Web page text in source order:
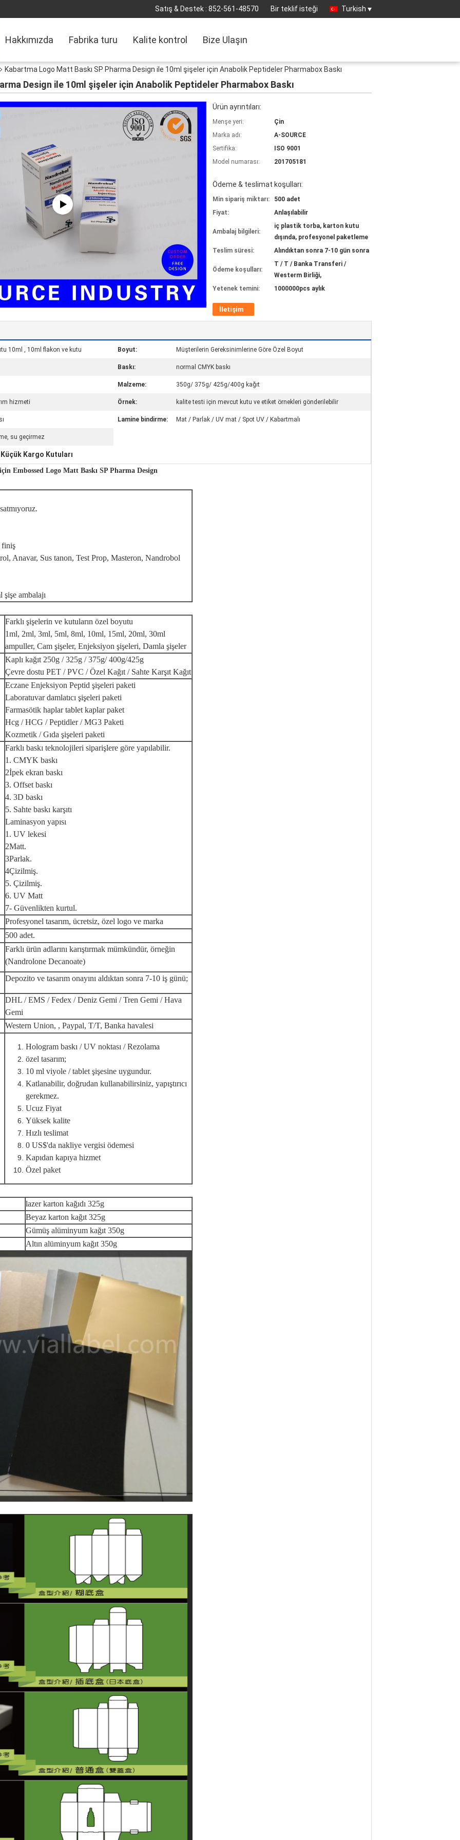
Satış & Destek : 852-561-48570 Bir teklif isteği Turkish
Hakkımızda Fabrika turu Kalite kontrol Bize Ulaşın
Kabartma Logo Matt Baskı SP Pharma Design ile 10ml şişeler için Anabolik Peptideler Pharmabox Baskı
Design ile 10ml şişeler için Anabolik Peptideler Pharmabox Baskı
Ürün ayrıntıları:
Menşe yeri:
Çin
Marka adı:
A-SOURCE
Sertifika:
ISO 9001
Model numarası:
201705181
Ödeme & teslimat koşulları:
Min sipariş miktarı:
500 adet
Fiyat:
Anlaşılabilir
Ambalaj bilgileri:
iç plastik torba, karton kutu
dışında, profesyonel paketleme
Teslim süresi:
Alındıktan sonra 7-10 gün sonra
Ödeme koşulları:
T / T / Banka Transferi /
Westerm Birliği,
Yetenek temini:
1000000pcs aylık
İletişim
10ml , 10ml flakon ve kutu Boyut: Müşterilerin Gereksinimlerine Göre Özel Boyut
Baskı: normal CMYK baskı
Malzeme: 350g/ 375g/ 425g/400g kağıt
hizmeti Örnek: kalite testi için mevcut kutu ve etiket örnekleri gönderilebilir
Lamine bindirme: Mat / Parlak / UV mat / Spot UV / Kabartmalı
su geçirmez
Küçük Kargo Kutuları
Embossed Logo Matt Baskı SP Pharma Design
finiş
Anavar, Sus tanon, Test Prop, Masteron, Nandrobol
ambalajı
Farklı şişelerin ve kutuların özel boyutu
1ml, 2ml, 3ml, 5ml, 8ml, 10ml, 15ml, 20ml, 30ml
ampuller, Cam şişeler, Enjeksiyon şişeleri, Damla şişeler
Kaplı kağıt 250g / 325g / 375g/ 400g/425g
Çevre dostu PET / PVC / Özel Kağıt / Sahte Karşıt Kağıt
Eczane Enjeksiyon Peptid şişeleri paketi
Laboratuvar damlatıcı şişeleri paketi
Farmasötik haplar tablet kaplar paket
Hcg / HCG / Peptidler / MG3 Paketi
Kozmetik / Gıda şişeleri paketi
Farklı baskı teknolojileri siparişlere göre yapılabilir.
1. CMYK baskı
2İpek ekran baskı
3. Offset baskı
4. 3D baskı
5. Sahte baskı karşıtı
Laminasyon yapısı
1. UV lekesi
2Matt.
3Parlak.
4Çizilmiş.
5. Çizilmiş.
6. UV Matt
7- Güvenlikten kurtul.
Profesyonel tasarım, ücretsiz, özel logo ve marka
500 adet.
Farklı ürün adlarını karıştırmak mümkündür, örneğin
(Nandrolone Decanoate)
Depozito ve tasarım onayını aldıktan sonra 7-10 iş günü;
DHL / EMS / Fedex / Deniz Gemi / Tren Gemi / Hava
Gemi
Western Union, , Paypal, T/T, Banka havalesi
Hologram baskı / UV noktası / Rezolama
özel tasarım;
10 ml viyole / tablet şişesine uygundur.
Katlanabilir, doğrudan kullanabilirsiniz, yapıştırıcı
gerekmez.
Ucuz Fiyat
Yüksek kalite
Hızlı teslimat
0 US$'da nakliye vergisi ödemesi
Kapıdan kapıya hizmet
Özel paket
lazer karton kağıdı 325g
Beyaz karton kağıt 325g
Gümüş alüminyum kağıt 350g
Altın alüminyum kağıt 350g